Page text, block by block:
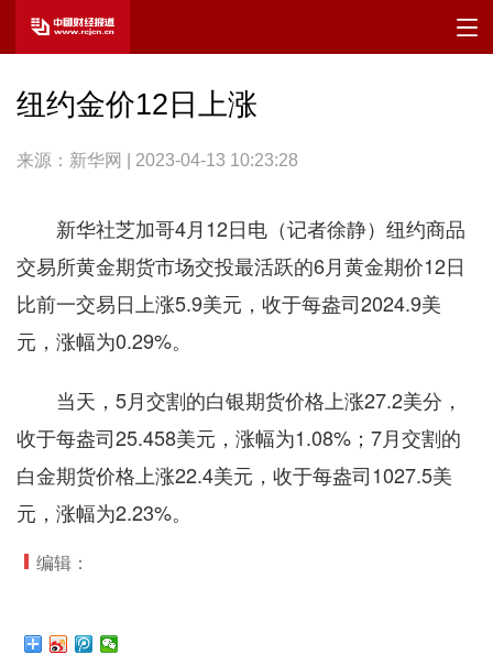
纽约金价12日上涨
来源：新华网 | 2023-04-13 10:23:28
新华社芝加哥4月12日电（记者徐静）纽约商品
交易所黄金期货市场交投最活跃的6月黄金期价12日
比前一交易日上涨5.9美元，收于每盎司2024.9美
元，涨幅为0.29%。
当天，5月交割的白银期货价格上涨27.2美分，
收于每盎司25.458美元，涨幅为1.08%；7月交割的
白金期货价格上涨22.4美元，收于每盎司1027.5美
元，涨幅为2.23%。
编辑：